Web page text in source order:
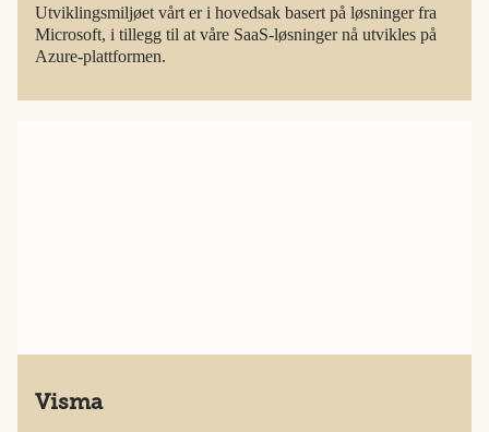
Utviklingsmiljøet vårt er i hovedsak basert på løsninger fra
Microsoft, i tillegg til at våre SaaS-løsninger nå utvikles på
Azure-plattformen.
Visma